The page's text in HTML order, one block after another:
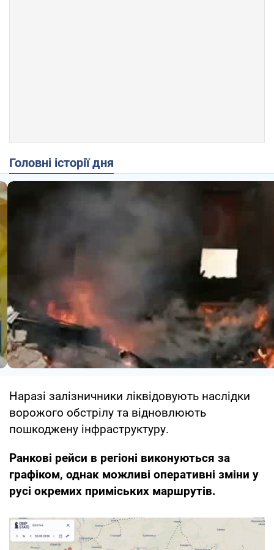
Головні історії дня
Наразі залізничники ліквідовують наслідки
ворожого обстрілу та відновлюють
пошкоджену інфраструктуру.
Ранкові рейси в регіоні виконуються за
графіком, однак можливі оперативні зміни у
русі окремих приміських маршрутів.